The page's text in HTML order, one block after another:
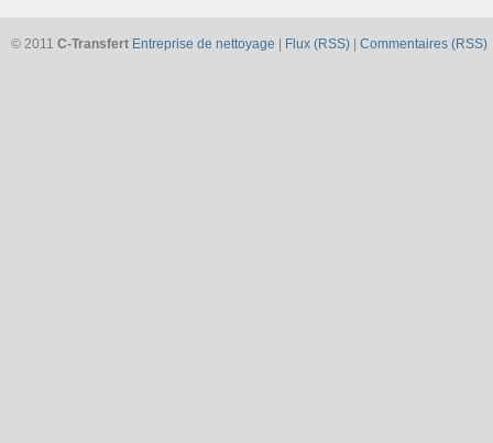
© 2011 C-Transfert Entreprise de nettoyage Flux (RSS) Commentaires (RSS)